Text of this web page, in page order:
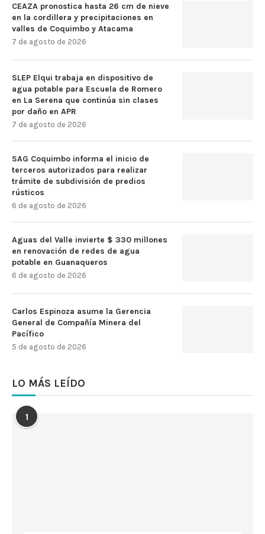
CEAZA pronostica hasta 26 cm de nieve
en la cordillera y precipitaciones en
valles de Coquimbo y Atacama
7 de agosto de 2026
SLEP Elqui trabaja en dispositivo de
agua potable para Escuela de Romero
en La Serena que continúa sin clases
por daño en APR
7 de agosto de 2026
SAG Coquimbo informa el inicio de
terceros autorizados para realizar
trámite de subdivisión de predios
rústicos
6 de agosto de 2026
Aguas del Valle invierte $ 330 millones
en renovación de redes de agua
potable en Guanaqueros
6 de agosto de 2026
Carlos Espinoza asume la Gerencia
General de Compañía Minera del
Pacífico
5 de agosto de 2026
LO MÁS LEÍDO
1